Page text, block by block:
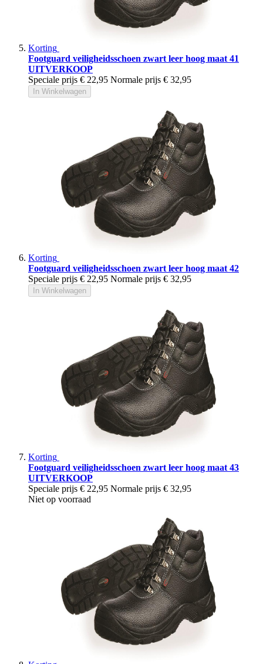
Korting
Footguard veiligheidsschoen zwart leer hoog maat 41
UITVERKOOP
Speciale prijs € 22,95 Normale prijs € 32,95
In Winkelwagen
Korting
Footguard veiligheidsschoen zwart leer hoog maat 42
Speciale prijs € 22,95 Normale prijs € 32,95
In Winkelwagen
Korting
Footguard veiligheidsschoen zwart leer hoog maat 43
UITVERKOOP
Speciale prijs € 22,95 Normale prijs € 32,95
Niet op voorraad